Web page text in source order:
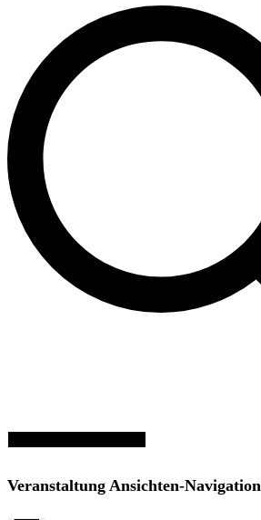
Veranstaltung Ansichten-Navigation